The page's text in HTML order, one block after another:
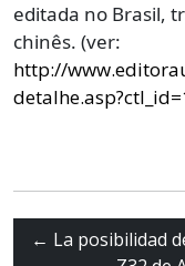
editada no Brasil,
chinês. (ver:
http://
← La posibilidad